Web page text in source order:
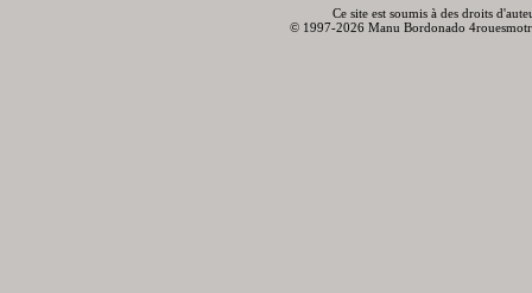
Ce site est soumis à des droits
© 1997-2026 Manu Bordonado